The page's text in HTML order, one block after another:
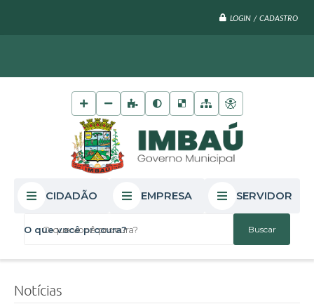
LOGIN / CADASTRO
O que você procura?
CIDADÃO EMPRESA SERVIDOR
Notícias